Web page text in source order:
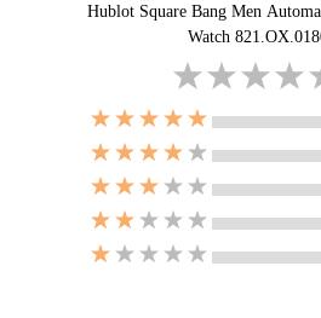
Hublot Square Bang Men
Watch